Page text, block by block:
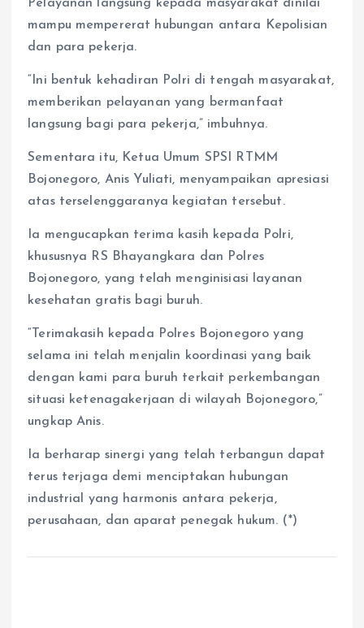
Pelayanan langsung kepada masyarakat dinilai
mampu mempererat hubungan antara Kepolisian
dan para pekerja.
“Ini bentuk kehadiran Polri di tengah masyarakat,
memberikan pelayanan yang bermanfaat
langsung bagi para pekerja,” imbuhnya.
Sementara itu, Ketua Umum SPSI RTMM
Bojonegoro, Anis Yuliati, menyampaikan apresiasi
atas terselenggaranya kegiatan tersebut.
Ia mengucapkan terima kasih kepada Polri,
khususnya RS Bhayangkara dan Polres
Bojonegoro, yang telah menginisiasi layanan
kesehatan gratis bagi buruh.
“Terimakasih kepada Polres Bojonegoro yang
selama ini telah menjalin koordinasi yang baik
dengan kami para buruh terkait perkembangan
situasi ketenagakerjaan di wilayah Bojonegoro,”
ungkap Anis.
Ia berharap sinergi yang telah terbangun dapat
terus terjaga demi menciptakan hubungan
industrial yang harmonis antara pekerja,
perusahaan, dan aparat penegak hukum. (*)